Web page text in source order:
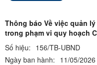
Thông báo Về việc quản
trong phạm vi quy hoạch
Số hiệu: 156/TB-UBND
Ngày ban hành: 11/05/2026